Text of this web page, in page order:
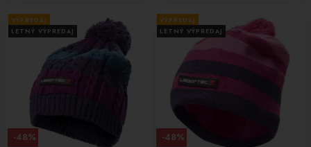
VÝPREDAJ
LETNÝ VÝPREDAJ
-48%
VÝPREDAJ
LETNÝ VÝPREDAJ
-48%